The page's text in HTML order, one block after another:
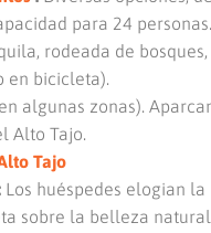
para 24 personas.
rodeada de
en bicicleta).
algunas zonas).
Alto Tajo.
Tajo
Los huéspedes elogian
sobre la belleza